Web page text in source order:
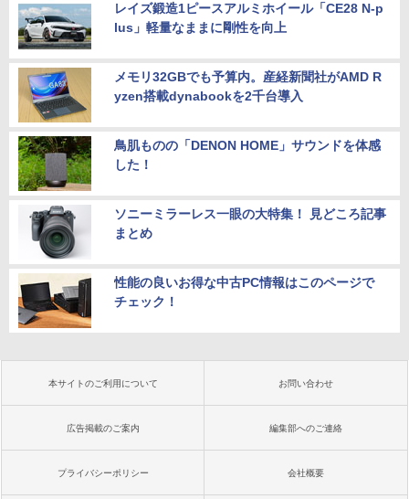
レイズ鍛造1ピースアルミホイール「CE28 N-p
lus」軽量なままに剛性を向上
メモリ32GBでも予算内。産経新聞社がAMD R
yzen搭載dynabookを2千台導入
鳥肌ものの「DENON HOME」サウンドを体感
した！
ソニーミラーレス一眼の大特集！ 見どころ記事
まとめ
性能の良いお得な中古PC情報はこのページで
チェック！
本サイトのご利用について お問い合わせ
広告掲載のご案内 編集部へのご連絡
プライバシーポリシー 会社概要